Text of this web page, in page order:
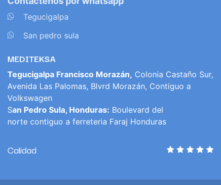
Tegucigalpa
San pedro sula
MEDITEKSA
Tegucigalpa Francisco Morazán, Colonia Castaño Sur,
Avenida Las Palomas, Blvrd Morazán, Contiguo a
Volkswagen
San Pedro Sula, Honduras: Boulevard del
norte contiguo a ferreteria Faraj Honduras
Calidad